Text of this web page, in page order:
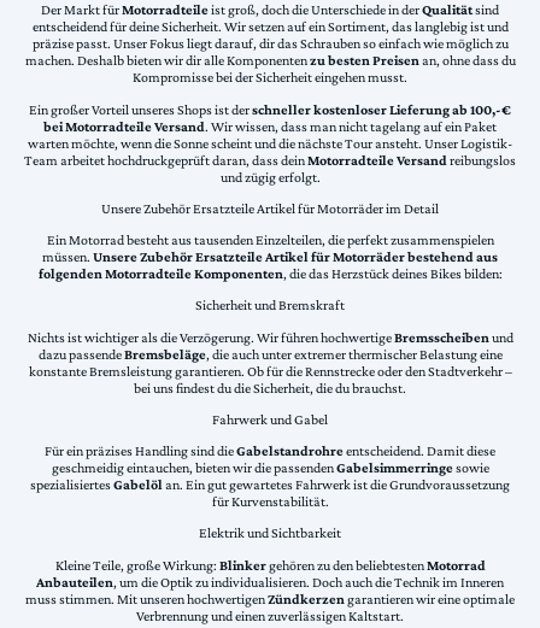
Der Markt fürMotorradteileist groß, doch die Unterschiede in derQualitätsind
entscheidend für deine Sicherheit. Wir setzen auf ein Sortiment, das langlebig ist und
präzise passt. Unser Fokus liegt darauf, dir das Schrauben so einfach wie möglich zu
machen. Deshalb bieten wir dir alle Komponentenzu besten Preisenan, ohne dass du
Kompromisse bei der Sicherheit eingehen musst.
Ein großer Vorteil unseres Shops ist derschneller kostenloser Lieferung ab 100,-€
bei Motorradteile Versand. Wir wissen, dass man nicht tagelang auf ein Paket
warten möchte, wenn die Sonne scheint und die nächste Tour ansteht. Unser Logistik-
Team arbeitet hochdruckgeprüft daran, dass deinMotorradteile Versand reibungslos
und zügig erfolgt.
Unsere Zubehör Ersatzteile Artikel für Motorräder im Detail
Ein Motorrad besteht aus tausenden Einzelteilen, die perfekt zusammenspielen
müssen. Unsere Zubehör Ersatzteile Artikel für Motorräder bestehend aus
folgenden Motorradteile Komponenten, die das Herzstück deines Bikes bilden:
Sicherheit und Bremskraft
Nichts ist wichtiger als die Verzögerung. Wir führen hochwertigeBremsscheiben und
dazu passendeBremsbeläge, die auch unter extremer thermischer Belastung eine
konstante Bremsleistung garantieren. Ob für die Rennstrecke oder den Stadtverkehr –
bei uns findest du die Sicherheit, die du brauchst.
Fahrwerk und Gabel
Für ein präzises Handling sind dieGabelstandrohreentscheidend. Damit diese
geschmeidig eintauchen, bieten wir die passendenGabelsimmerringesowie
spezialisiertesGabelölan. Ein gut gewartetes Fahrwerk ist die Grundvoraussetzung
für Kurvenstabilität.
Elektrik und Sichtbarkeit
Kleine Teile, große Wirkung: Blinkergehören zu den beliebtestenMotorrad
Anbauteilen, um die Optik zu individualisieren. Doch auch die Technik im Inneren
muss stimmen. Mit unseren hochwertigenZündkerzen garantieren wir eine optimale
Verbrennung und einen zuverlässigen Kaltstart.